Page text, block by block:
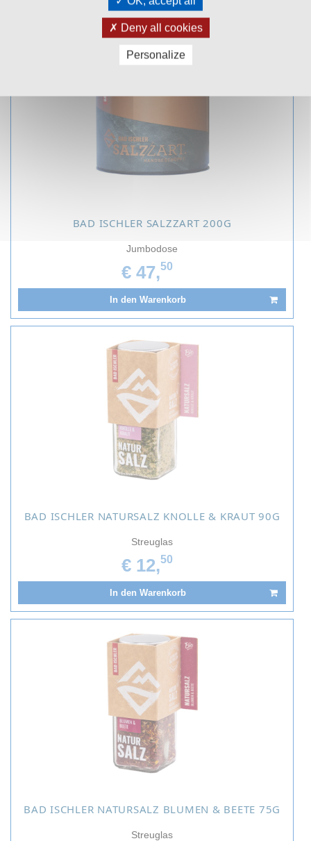
BAD ISCHLER SALZZART 200G
Jumbodose
€ 47,50
In den Warenkorb
BAD ISCHLER NATURSALZ KNOLLE & KRAUT 90G
Streuglas
€ 12,50
In den Warenkorb
BAD ISCHLER NATURSALZ BLUMEN & BEETE 75G
Streuglas
Deny all cookies
Personalize